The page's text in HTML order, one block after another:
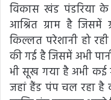
विकास खंड पंडरिया
आश्रित ग्राम है जिसमें
किल्लत परेशानी हो
की गई है जिसमें अभी
भी सूख गया है अभी कई
जहां हैंड पंप चल रहा है